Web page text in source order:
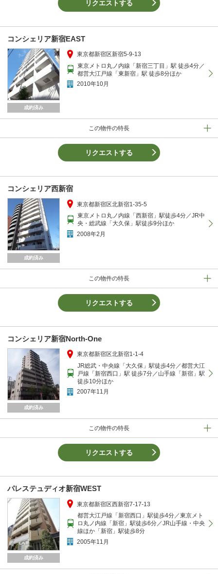
リクエストする
コンシェリア新宿EAST
成約済み
この物件の特長
東京都新宿区新宿5-9-13
東京メトロ丸ノ内線「新宿三丁目」駅 徒歩4分／
都営大江戸線「東新宿」駅 徒歩8分ほか
2010年10月
リクエストする
コンシェリア西新宿
成約済み
この物件の特長
東京都新宿区北新宿1-35-5
東京メトロ丸ノ内線「西新宿」駅徒歩4分／JR中
央・総武線「大久保」駅徒歩9分ほか
2008年2月
リクエストする
コンシェリア新宿North-One
成約済み
この物件の特長
東京都新宿区北新宿1-1-4
JR総武・中央線「大久保」駅徒歩4分／都営大江
戸線「新宿西口」駅 徒歩7分／山手線「新宿」駅
徒歩10分ほか
2007年11月
リクエストする
パレステュディオ新宿WEST
成約済み
東京都新宿区西新宿7-17-13
都営大江戸線「新宿西口」駅徒歩4分／東京メト
ロ丸ノ内線「新宿」駅徒歩6分／JR山手線・中央
線ほか「新宿」駅徒歩8分
2005年11月